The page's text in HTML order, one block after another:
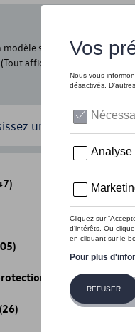
modèle sélectionné
(Tout afficher)
un modèle
(841)
(26)